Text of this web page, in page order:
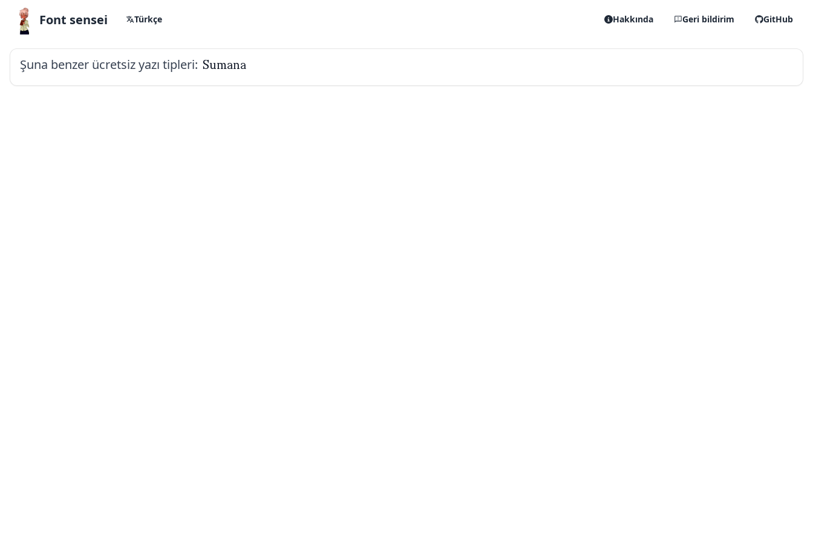
Font sensei Türkçe Hakkında Geri bildirim GitHub
Şuna benzer ücretsiz yazı tipleri: Sumana